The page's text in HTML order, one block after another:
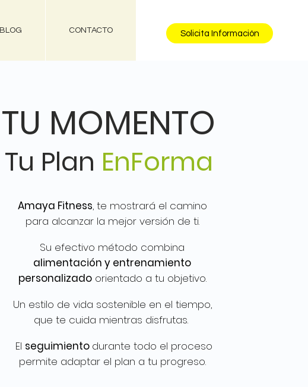
BLOG CONTACTO Solicita Información
Tu Plan EnForma
TU MOMENTO
Amaya Fitness, te mostrará el camino
para alcanzar la mejor versión de ti.
Su efectivo método combina
alimentación y entrenamiento
personalizadoorientado a tu objetivo.
Un estilo de vida sostenible en el tiempo,
que te cuida mientras disfrutas.
El seguimiento durante todo el proceso
permite adaptar el plan a tu progreso.